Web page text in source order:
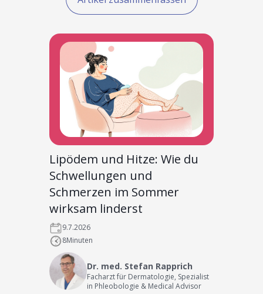
Lipödem und Hitze: Wie du
Schwellungen und
Schmerzen im Sommer
wirksam linderst
9.7.2026
8Minuten
Dr. med. Stefan Rapprich
Facharzt für Dermatologie, Spezialist
in Phleobologie & Medical Advisor